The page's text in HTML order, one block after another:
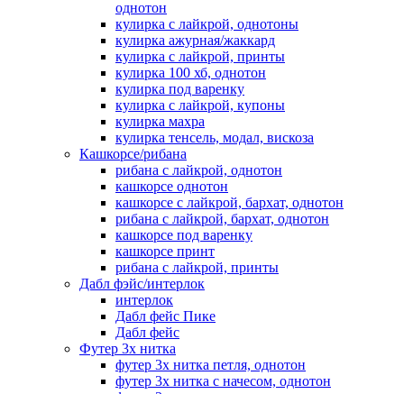
однотон
кулирка с лайкрой, однотоны
кулирка ажурная/жаккард
кулирка с лайкрой, принты
кулирка 100 хб, однотон
кулирка под варенку
кулирка с лайкрой, купоны
кулирка махра
кулирка тенсель, модал, вискоза
Кашкорсе/рибана
рибана с лайкрой, однотон
кашкорсе однотон
кашкорсе с лайкрой, бархат, однотон
рибана с лайкрой, бархат, однотон
кашкорсе под варенку
кашкорсе принт
рибана с лайкрой, принты
Дабл фэйс/интерлок
интерлок
Дабл фейс Пике
Дабл фейс
Футер 3х нитка
футер 3х нитка петля, однотон
футер 3х нитка с начесом, однотон